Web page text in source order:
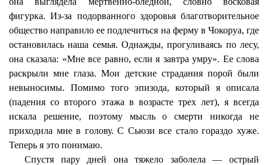
фигурка. Из-за подорванного здоровья благотворительное
общество направило ее подлечиться на ферму в Чокоруа, где
остановилась наша семья. Однажды, прогуливаясь по лесу,
она сказала: «Мне все равно, если я завтра умру». Ее слова
раскрыли мне глаза. Мои детские страдания порой были
невыносимы. Помимо того эпизода, который я описала
(падения со второго этажа в возрасте трех лет), я всегда
искала решение, поэтому мысль о смерти никогда не
приходила мне в голову. С Сьюзи все стало гораздо хуже.
Теперь я это понимаю.
Спустя пару дней она тяжело заболела — острый